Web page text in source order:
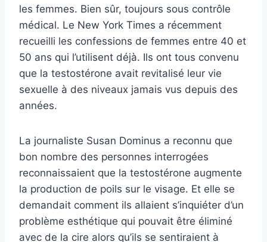
les femmes. Bien sûr, toujours sous contrôle
médical. Le New York Times a récemment
recueilli les confessions de femmes entre 40 et
50 ans qui l’utilisent déjà. Ils ont tous convenu
que la testostérone avait revitalisé leur vie
sexuelle à des niveaux jamais vus depuis des
années.
La journaliste Susan Dominus a reconnu que
bon nombre des personnes interrogées
reconnaissaient que la testostérone augmente
la production de poils sur le visage. Et elle se
demandait comment ils allaient s’inquiéter d’un
problème esthétique qui pouvait être éliminé
avec de la cire alors qu’ils se sentiraient à